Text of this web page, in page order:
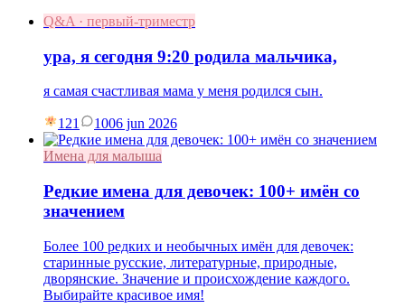
Q&A · первый-триместр
ура, я сегодня 9:20 родила мальчика,
я самая счастливая мама у меня родился сын.
121 1006 jun 2026
Имена для малыша
Редкие имена для девочек: 100+ имён со
значением
Более 100 редких и необычных имён для девочек:
старинные русские, литературные, природные,
дворянские. Значение и происхождение каждого.
Выбирайте красивое имя!